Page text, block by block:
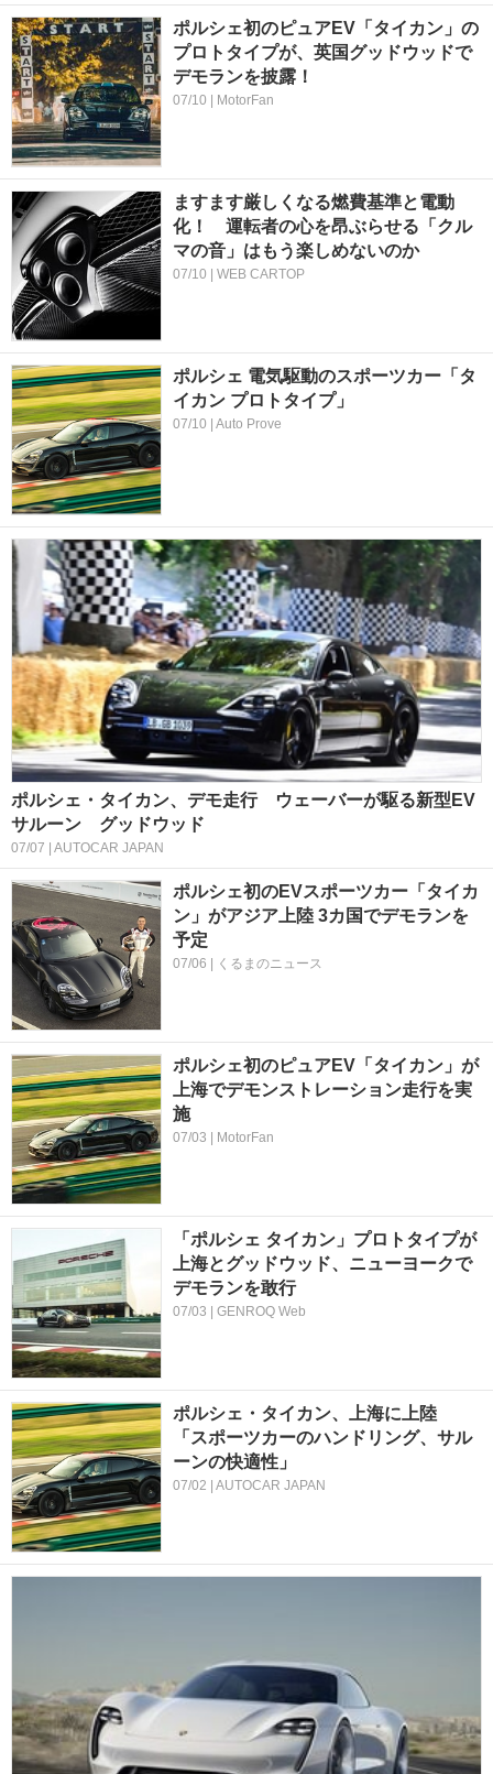
ポルシェ初のピュアEV「タイカン」の
プロトタイプが、英国グッドウッドで
デモランを披露！
07/10 | MotorFan
ますます厳しくなる燃費基準と電動
化！ 運転者の心を昂ぶらせる「クル
マの音」はもう楽しめないのか
07/10 | WEB CARTOP
ポルシェ 電気駆動のスポーツカー「タ
イカン プロトタイプ」
07/10 | Auto Prove
ポルシェ・タイカン、デモ走行 ウェーバーが駆る新型EV
サルーン グッドウッド
07/07 | AUTOCAR JAPAN
ポルシェ初のEVスポーツカー「タイカ
ン」がアジア上陸 3カ国でデモランを
予定
07/06 | くるまのニュース
ポルシェ初のピュアEV「タイカン」が
上海でデモンストレーション走行を実
施
07/03 | MotorFan
「ポルシェ タイカン」プロトタイプが
上海とグッドウッド、ニューヨークで
デモランを敢行
07/03 | GENROQ Web
ポルシェ・タイカン、上海に上陸
「スポーツカーのハンドリング、サル
ーンの快適性」
07/02 | AUTOCAR JAPAN